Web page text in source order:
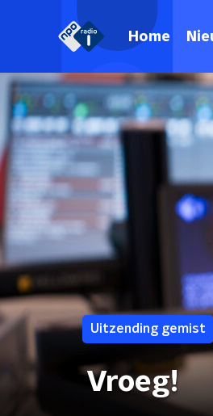
Home
Uitzending gemist
Vroeg!